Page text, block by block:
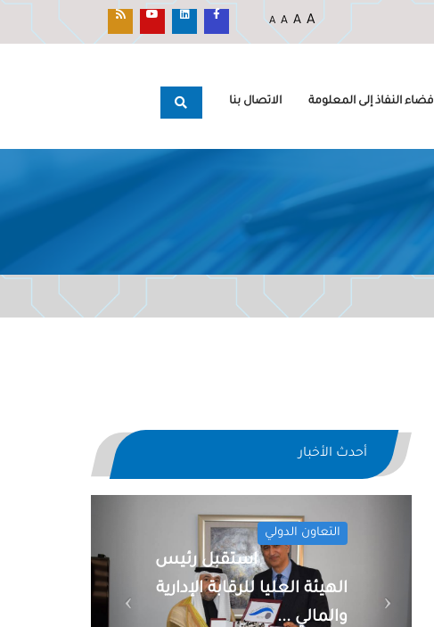
A A A A
فضاء النفاذ إلى المعلومة الاتصال بنا
أحدث الأخبار
التعاون الدولي
استقبل رئيس
الهيئة العليا للرقابة الإدارية
والمالي ...